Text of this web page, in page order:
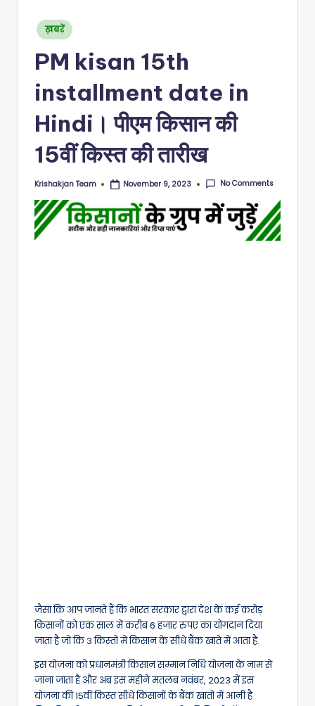
Posted
in
ख़बरें
PM kisan 15th
installment date in
Hindi। पीएम किसान की
15वीं किस्त की तारीख
Posted
Krishakjan Team November 9, 2023 No Comments
जैसा कि आप जानते हैं कि भारत सरकार द्वारा देश के कई करोड़
किसानों को एक साल में करीब 6 हजार रुपए का योगदान दिया
जाता है जो कि 3 किस्तों में किसान के सीधे बैंक खाते में आता है.
इस योजना को प्रधानमंत्री किसान सम्मान निधि योजना के नाम से
जाना जाता है और अब इस महीने मतलब नवंबर, 2023 में इस
योजना की 15वीं किस्त सीधे किसानों के बैंक खातों में आनी है